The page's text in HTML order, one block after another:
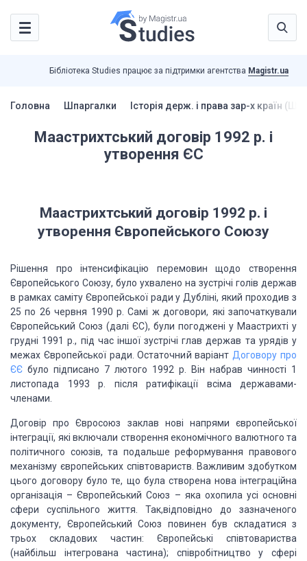
Бібліотека Studies працює за підтримки агентства Magistr.ua
Головна Шпаргалки Історія держ. і права зар-х країн
Маастрихтський договір 1992 р. і
утворення ЄС
Маастрихтський договір 1992 р. і
утворення Європейського Союзу
Рішення про інтенсифікацію перемовин щодо створення
Європейського Союзу, було ухвалено на зустрічі голів держав
в рамках саміту Європейської ради у Дубліні, який проходив з
25 по 26 червня 1990 р. Са­мі ж договори, які започаткували
Європейський Союз (далі ЄС), були погоджені у Маастрихті у
грудні 1991 р., під час іншої зустрічі глав держав та урядів у
межах Європейської ради. Остаточний варіант Договору про
ЄЄ було підписа­но 7 лютого 1992 р. Він набрав чинності 1
листопада 1993 р. після рати­фікації всіма державами-
членами.
Договір про Євросоюз заклав нові на­прями європейської
інтеграції, які включали створення економічного валютного та
політичного союзів, та подальше реформування правового
механізму європейських співтовариств.
Важливим здобутком
цього договору було те, що була створена нова інтеграційна
організація – Європейський Союз – яка охопила усі основні
сфери суспільного життя. Так,відповідно до зазначеного
документу, Європейський Союз повинен був складатися з
трьох складових частин: Європейські співтовариства
(найбільш інтегрована частина); співробітництво у сфері